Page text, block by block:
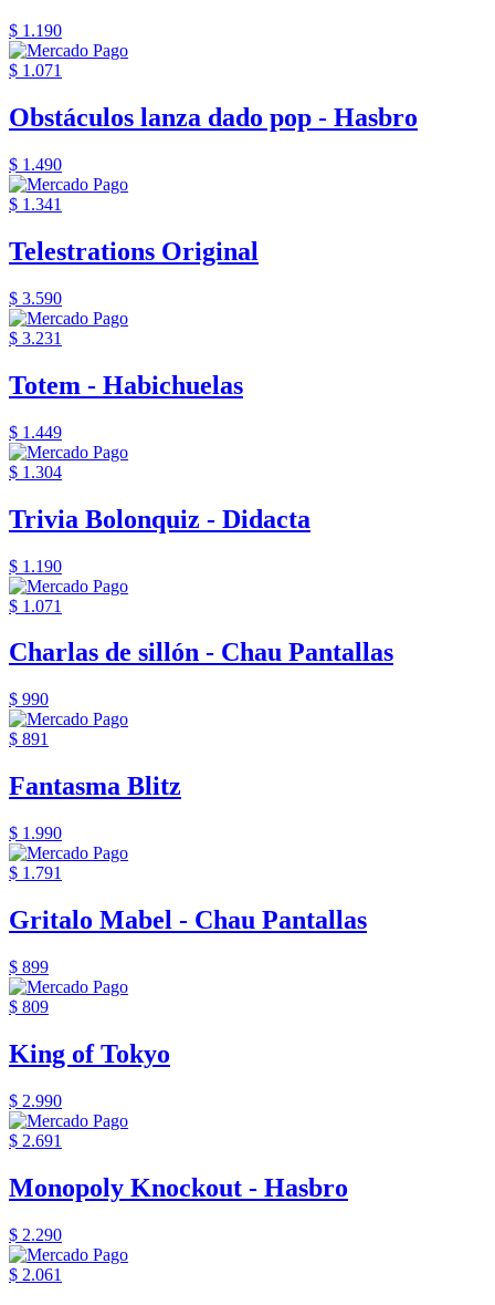
$ 1.190
$ 1.071
Obstáculos lanza dado pop - Hasbro
$ 1.490
$ 1.341
Telestrations Original
$ 3.590
$ 3.231
Totem - Habichuelas
$ 1.449
$ 1.304
Trivia Bolonquiz - Didacta
$ 1.190
$ 1.071
Charlas de sillón - Chau Pantallas
$ 990
$ 891
Fantasma Blitz
$ 1.990
$ 1.791
Gritalo Mabel - Chau Pantallas
$ 899
$ 809
King of Tokyo
$ 2.990
$ 2.691
Monopoly Knockout - Hasbro
$ 2.290
$ 2.061